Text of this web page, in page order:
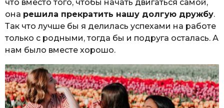
что вместо того, чтобы начать двигаться самой,
она решила прекратить нашу долгую дружбу.
Так что лучше бы я делилась успехами на работе
только с родными, тогда бы и подруга осталась. А
нам было вместе хорошо.